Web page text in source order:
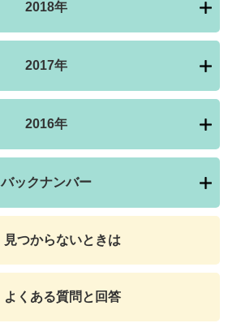
2018年
2017年
2016年
バックナンバー
見つからないときは
よくある質問と回答